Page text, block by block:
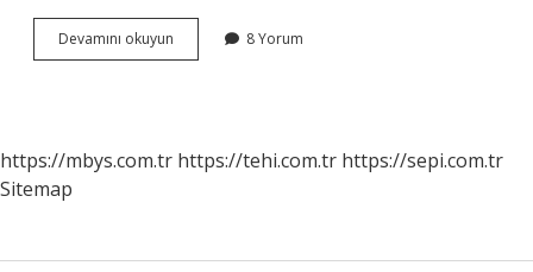
Devamını okuyun Fenerbahçe
Yeni
Satıldı
8 Yorum
https://mbys.com.tr https://tehi.com.tr https://sepi.com.tr
Sitemap